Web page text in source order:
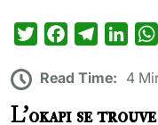
c
l
n
Read Time: 4
L’okapi se